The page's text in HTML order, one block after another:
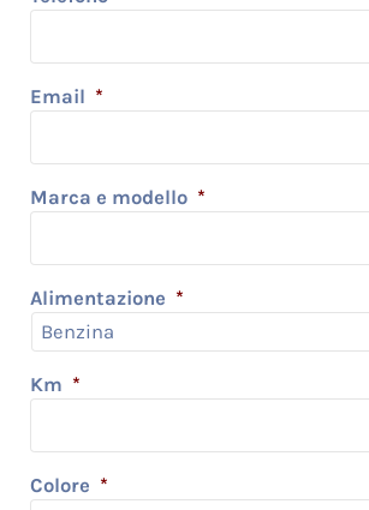
Email *
Marca e modello *
Alimentazione *
Km *
Colore *